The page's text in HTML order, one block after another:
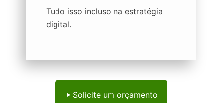
Tudo isso incluso na estratégia
digital.
Solicite um orçamento